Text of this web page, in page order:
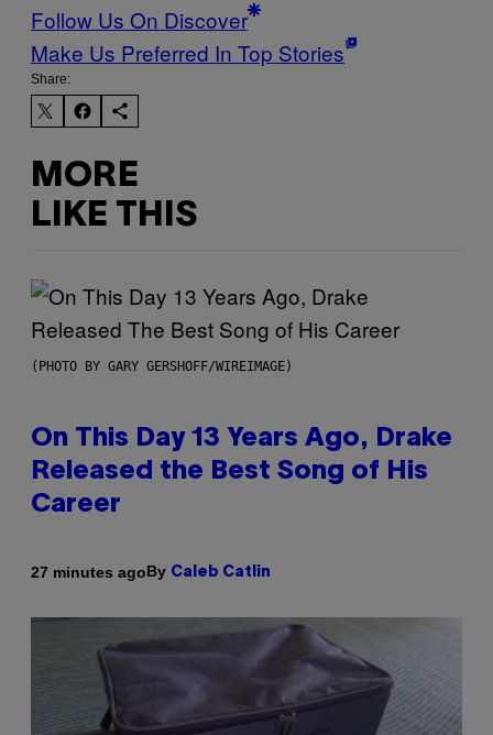
Follow Us On Discover
Make Us Preferred In Top Stories
Share:
MORE
LIKE THIS
(PHOTO BY GARY GERSHOFF/WIREIMAGE)
On This Day 13 Years Ago, Drake
Released the Best Song of His
Career
27 minutes agoBy Caleb Catlin